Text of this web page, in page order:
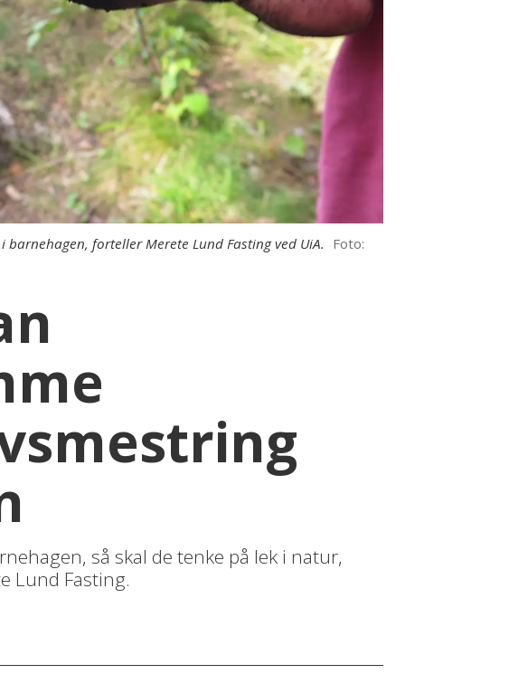
forteller Merete Lund Fasting ved UiA. Foto:
så skal de tenke på lek i natur,
Lund Fasting.